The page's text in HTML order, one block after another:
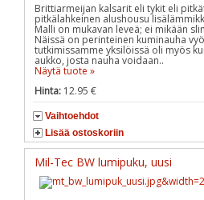
Brittiarmeijan kalsarit eli tykit eli
pitkälahkeinen alushousu
Malli on mukavan leveä; ei mikään
Näissä on perinteinen kuminauha
tutkimissamme yksilöissä oli myös
aukko, josta nauha voidaan..
Näytä tuote »
Hinta: 12.95 €
Vaihtoehdot
Lisää ostoskoriin
Mil-Tec BW lumipuku, uusi